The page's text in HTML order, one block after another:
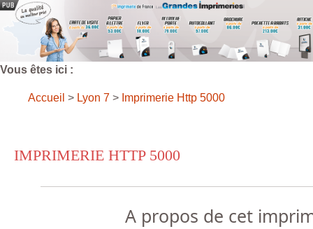
Vous êtes ici :
Accueil > Lyon 7 > Imprimerie Http 5000
IMPRIMERIE HTTP 5000
A propos de cet